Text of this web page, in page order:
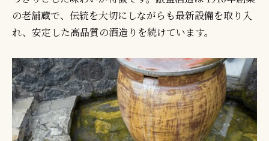
の老舗蔵で、伝統を大切にしながらも最新設備を取り入
れ、安定した高品質の酒造りを続けています。